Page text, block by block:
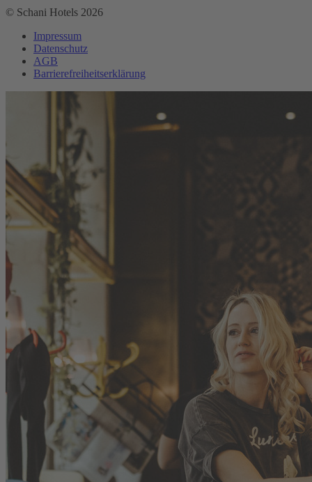
© Schani Hotels 2026
Impressum
Datenschutz
AGB
Barrierefreiheitserklärung